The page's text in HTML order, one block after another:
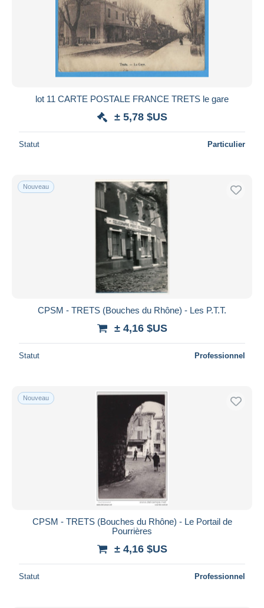
lot 11 CARTE POSTALE FRANCE TRETS le gare
± 5,78 $US
Statut Particulier
Nouveau
CPSM - TRETS (Bouches du Rhône) - Les P.T.T.
± 4,16 $US
Statut Professionnel
Nouveau
CPSM - TRETS (Bouches du Rhône) - Le Portail de
Pourrières
± 4,16 $US
Statut Professionnel